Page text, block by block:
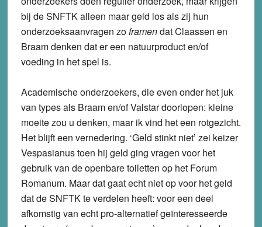
bij de SNFTK alleen maar geld los als zij hun
onderzoeksaanvragen zoframendat Claassen en
Braam denken dat er een natuurproduct en/of
voeding in het spel is.
Academische onderzoekers, die even onder het juk
van types als Braam en/of Valstar doorlopen: kleine
moeite zou u denken, maar ik vind het een rotgezicht.
Het blijft een vernedering. ‘Geld stinkt niet’ zei keizer
Vespasianus toen hij geld ging vragen voor het
gebruik van de openbare toiletten op het Forum
Romanum. Maar dat gaat echt niet op voor het geld
dat de SNFTK te verdelen heeft: voor een deel
afkomstig van echt pro-alternatief geïnteresseerde